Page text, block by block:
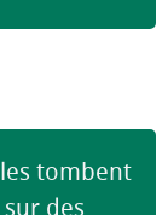
tombent
des